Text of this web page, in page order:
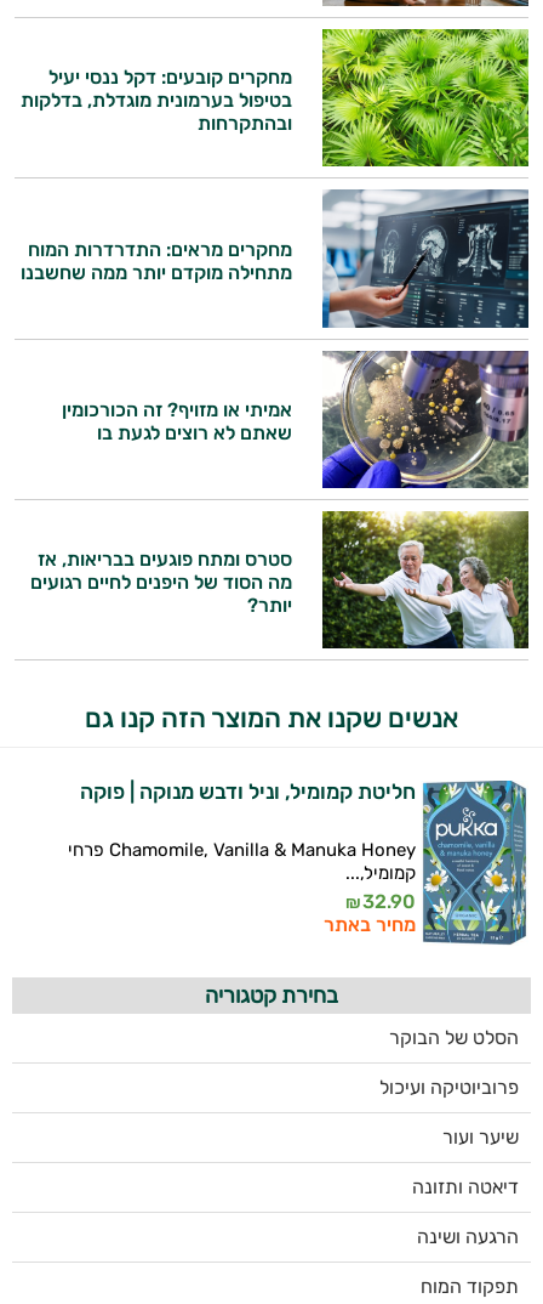
מחקרים קובעים: דקל ננסי יעיל
בטיפול בערמונית מוגדלת, בדלקות
ובהתקרחות
מחקרים מראים: התדרדרות המוח
מתחילה מוקדם יותר ממה שחשבנו
אמיתי או מזויף? זה הכורכומין
שאתם לא רוצים לגעת בו
סטרס ומתח פוגעים בבריאות, אז
מה הסוד של היפנים לחיים רגועים
יותר?
אנשים שקנו את המוצר הזה קנו גם
חליטת קמומיל, וניל ודבש מנוקה | פוקה
Chamomile, Vanilla & Manuka Honey פרחי
קמומיל,...
32.90
₪
מחיר באתר
בחירת קטגוריה
הסלט של הבוקר
פרוביוטיקה ועיכול
שיער ועור
דיאטה ותזונה
הרגעה ושינה
תפקוד המוח
היי,
אני יועץ הבריאות האישי AI של טבע בריא.
התשובות שלי מבוססות על מאגרי מידע קליניים
וספרות מקצועית בתחומי הרפואה הטבעית
ותזונת הספורט.
אני כאן כדי לעזור לך להתאים את תוספי
התזונה ומוצרי הבריאות המדויקים למטרות
ולמצב הגופני שלך, ולהסביר לך אילו רכיבים
עובדים יחד כדי למקסם תוצאות גם בחיי היום
יום וגם בתחום הכושר והספורט.
המטרה שלי היא להתאים עבורך המלצות
אישיות מבוססות מדעית.
זה הזמן להתחיל. איך אוכל לעזור?